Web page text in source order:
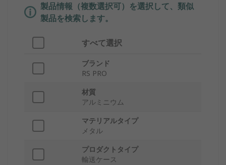
製品情報（複数選択可）を選択して、類似
製品を検索します。
すべて選択
ブランド
RS PRO
材質
アルミニウム
マテリアルタイプ
メタル
プロダクトタイプ
輸送ケース